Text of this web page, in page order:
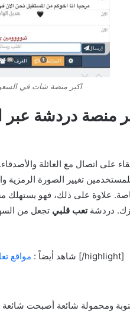
اكبر منصة شات في
على اتصال مع العائلة
تغيير الصورة
علاوة على ذلك، فهو يستهلك
دردشة تعب قلبي تجعل من
[highlight color=”yellow”]شاهد أيضاً : مواقع [/highlight]
ومحمولة شائعة أصبحت شائعة